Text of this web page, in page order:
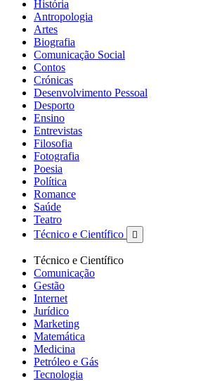
História
Antropologia
Artes
Biografia
Comunicação Social
Contos
Crónicas
Desenvolvimento Pessoal
Desporto
Ensino
Entrevistas
Filosofia
Fotografia
Poesia
Política
Romance
Saúde
Teatro
Técnico e Científico

Técnico e Científico
Comunicação
Gestão
Internet
Jurídico
Marketing
Matemática
Medicina
Petróleo e Gás
Tecnologia